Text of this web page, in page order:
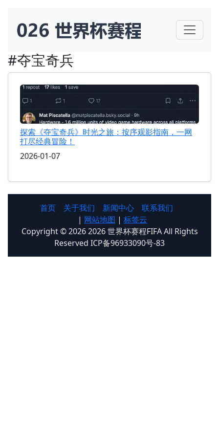
#夺宝奇兵
探索《夺宝奇兵》时光之旅：按序观影指南，一网
打尽经典冒险！
2026-01-07
首页 关于我们 新闻中心
联系我们
| 网站地图 | 标签云
Copyright © 2026 2026 世界杯赛程FIFA All Rights
Reserved ICP备96933090号-83